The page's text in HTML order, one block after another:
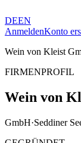
DEEN
AnmeldenKonto
Wein von Kleist
FIRMENPROFIL
Wein von
GmbH·Seddiner